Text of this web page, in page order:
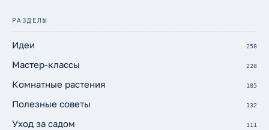
РАЗДЕЛЫ
Идеи 258
Мастер-классы 228
Комнатные растения 185
Полезные советы 132
Уход за садом 111